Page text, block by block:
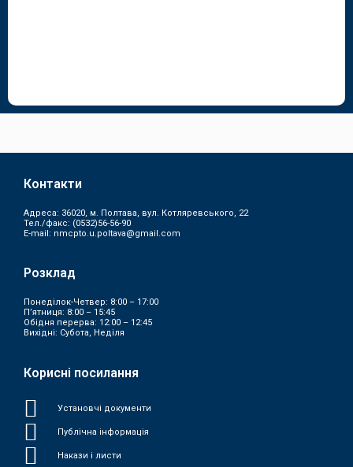
Контакти
Адреса: 36020, м. Полтава, вул. Котляревського, 22
Тел./факс: (0532)56-56-90
E-mail: nmcpto.u.poltava@gmail.com
Розклад
Понеділок-Четвер: 8:00 – 17:00
П’ятниця: 8:00 – 15:45
Обідня перерва: 12:00 – 12:45
Вихідні: Субота, Неділя
Корисні посилання
Установчі документи
Публічна інформація
Накази і листи